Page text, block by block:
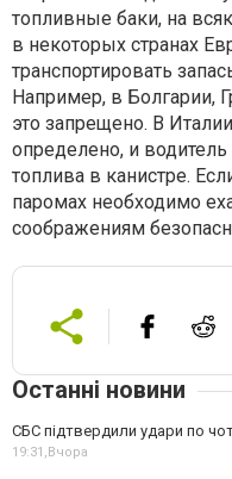
топливные баки, на
в некоторых странах
транспортировать
Например, в Болгарии,
это запрещено. В
определено, и
топлива в канистре.
паромах необходимо
соображениям
Останні новини
СБС підтвердили удари по
19:31,Вчора